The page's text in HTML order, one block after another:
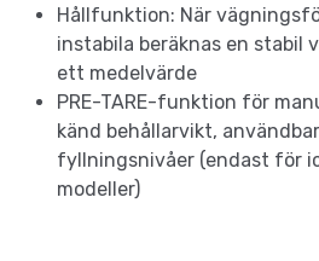
Hållfunktion: När
instabila beräknas en stabil
ett medelvärde
PRE-TARE-funktion för
känd behållarvikt,
fyllningsnivåer (endast för
modeller)